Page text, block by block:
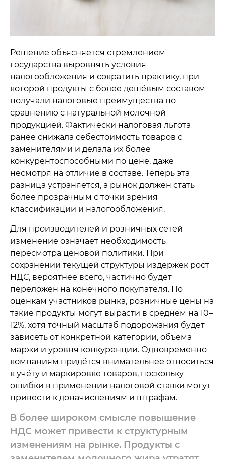
Решение объясняется стремлением
государства выровнять условия
налогообложения и сократить практику, при
которой продукты с более дешёвым составом
получали налоговые преимущества по
сравнению с натуральной молочной
продукцией. Фактически налоговая льгота
ранее снижала себестоимость товаров с
заменителями и делала их более
конкурентоспособными по цене, даже
несмотря на отличие в составе. Теперь эта
разница устраняется, а рынок должен стать
более прозрачным с точки зрения
классификации и налогообложения.
Для производителей и розничных сетей
изменение означает необходимость
пересмотра ценовой политики. При
сохранении текущей структуры издержек рост
НДС, вероятнее всего, частично будет
переложен на конечного покупателя. По
оценкам участников рынка, розничные цены на
такие продукты могут вырасти в среднем на 10–
12%, хотя точный масштаб подорожания будет
зависеть от конкретной категории, объёма
маржи и уровня конкуренции. Одновременно
компаниям придётся внимательнее относиться
к учёту и маркировке товаров, поскольку
ошибки в применении налоговой ставки могут
привести к доначислениям и штрафам.
В более широком смысле повышение
НДС может привести к структурным
изменениям на рынке. Продукты с